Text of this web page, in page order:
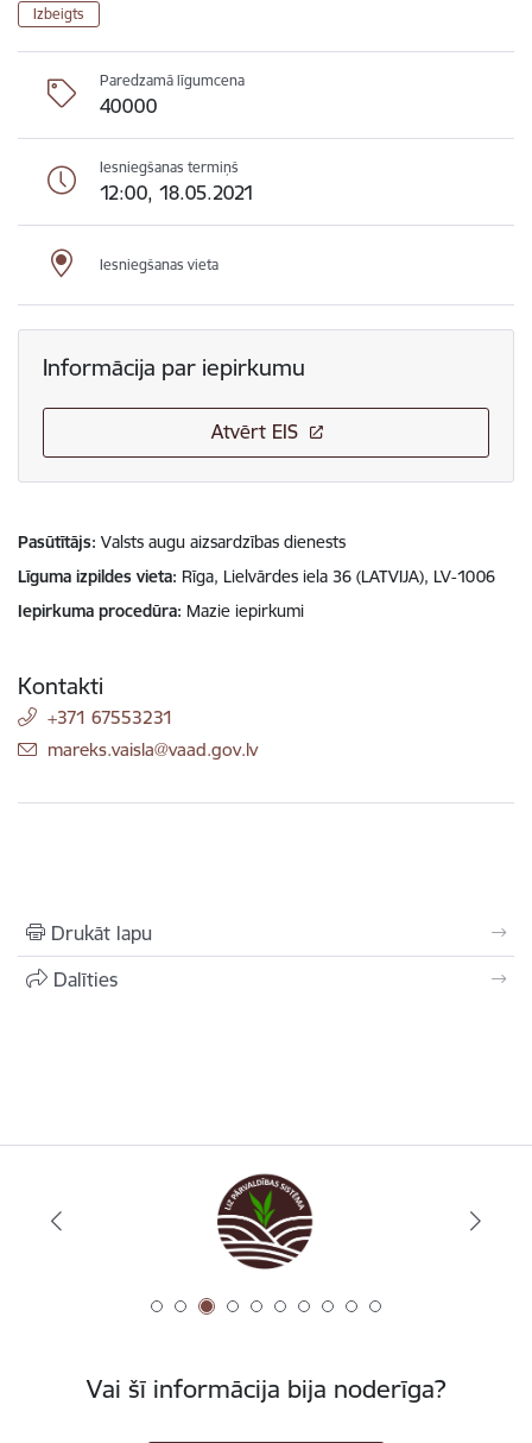
Izbeigts
Paredzamā līgumcena
40000
Iesniegšanas termiņš
12:00, 18.05.2021
Iesniegšanas vieta
Informācija par iepirkumu
Atvērt EIS
Pasūtītājs Valsts augu aizsardzības dienests
Līguma izpildes vieta Rīga, Lielvārdes iela 36 (LATVIJA), LV-1006
Iepirkuma procedūra Mazie iepirkumi
Kontakti
+371 67553231
E-pasts:
mareks.vaisla@vaad.gov.lv
Drukāt lapu
Dalīties
Vai šī informācija bija noderīga?